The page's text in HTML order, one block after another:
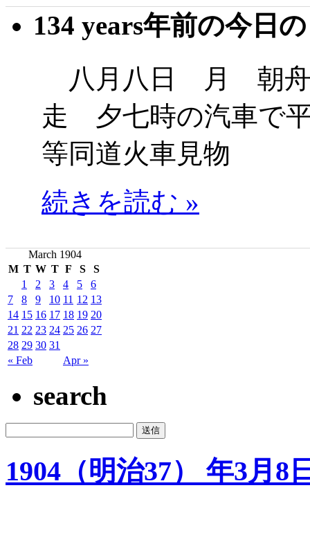
134 years年前の今日
八月八日 月 朝舟
走 夕七時の汽車で
等同道火車見物
続きを読む »
March 1904
M T W T F S S
« Feb Apr »
1 2 3 4 5
6
7
8 9 10 11 12 13
14 15 16 17 18 19 20
21 22 23 24 25 26 27
28 29 30 31
search
1904（明治37） 年3月8